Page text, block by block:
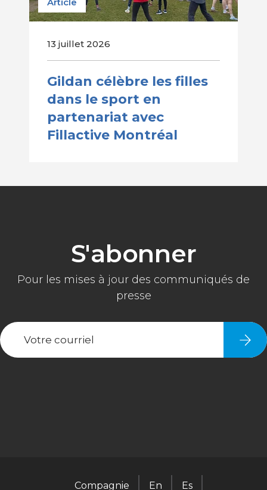
13 juillet 2026
Gildan célèbre les filles
dans le sport en
partenariat avec
Fillactive Montréal
Compagnie En Es